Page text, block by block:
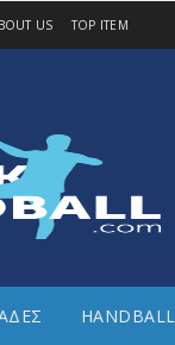
US TOP ITEM